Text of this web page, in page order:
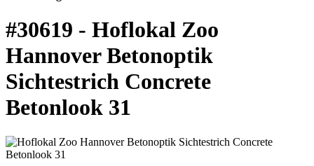
#30619 - Hoflokal Zoo
Hannover Betonoptik
Sichtestrich Concrete
Betonlook 31